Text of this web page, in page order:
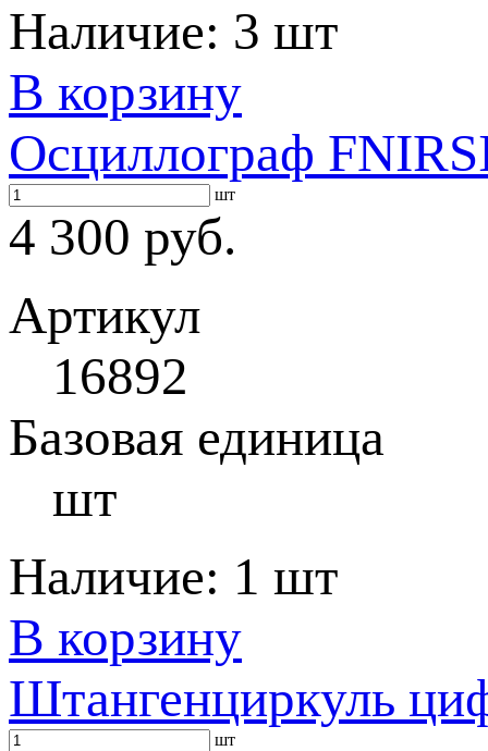
Наличие: 3 шт
В корзину
Осциллограф
шт
4 300 руб.
Артикул
16892
Базовая единица
шт
Наличие: 1 шт
В корзину
Штангенциркуль
шт